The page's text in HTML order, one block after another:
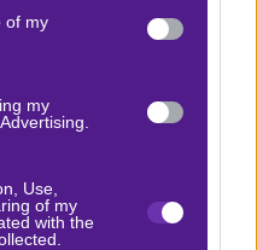
of my
my
Use,
of my
with the
-15.00